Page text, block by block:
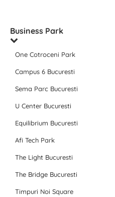
Business Park
One Cotroceni Park
Campus 6 Bucuresti
Sema Parc Bucuresti
U Center Bucuresti
Equilibrium Bucuresti
Afi Tech Park
The Light Bucuresti
The Bridge Bucuresti
Timpuri Noi Square